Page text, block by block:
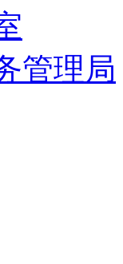
管理局